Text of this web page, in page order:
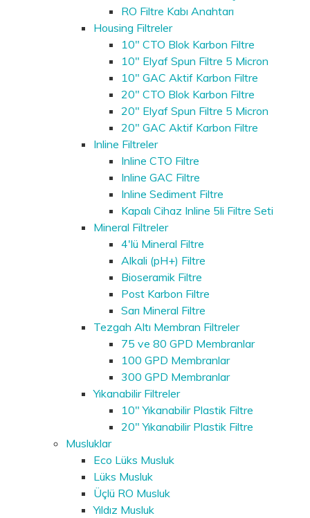
RO Filtre Kabı Anahtarı
Housing Filtreler
10" CTO Blok Karbon Filtre
10" Elyaf Spun Filtre 5 Micron
10" GAC Aktif Karbon Filtre
20" CTO Blok Karbon Filtre
20" Elyaf Spun Filtre 5 Micron
20" GAC Aktif Karbon Filtre
Inline Filtreler
Inline CTO Filtre
Inline GAC Filtre
Inline Sediment Filtre
Kapalı Cihaz Inline 5li Filtre Seti
Mineral Filtreler
4'lü Mineral Filtre
Alkali (pH+) Filtre
Bioseramik Filtre
Post Karbon Filtre
Sarı Mineral Filtre
Tezgah Altı Membran Filtreler
75 ve 80 GPD Membranlar
100 GPD Membranlar
300 GPD Membranlar
Yıkanabilir Filtreler
10" Yıkanabilir Plastik Filtre
20" Yıkanabilir Plastik Filtre
Musluklar
Eco Lüks Musluk
Lüks Musluk
Üçlü RO Musluk
Yıldız Musluk